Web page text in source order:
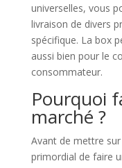
universelles, vous
livraison de divers
spécifique. La box
aussi bien pour le
consommateur.
Pourquoi
marché ?
Avant de mettre
primordial de faire